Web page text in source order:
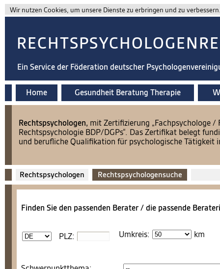
Wir nutzen Cookies, um unsere Dienste zu erbringen und zu
Ein Service der Föderation deutscher
Home Gesundheit Beratung Therapie
​Rechtspsychologen, mit Zertifizierung „Fachpsychologe /
Rechtspsychologie BDP/DGPs“. Das Zertifikat belegt
und berufliche Qualifikation für psychologische Tätigkeit
Rechtspsychologen Rechtspsychologensuche
Finden Sie den passenden Berater / die passende
PLZ: Umkreis: km